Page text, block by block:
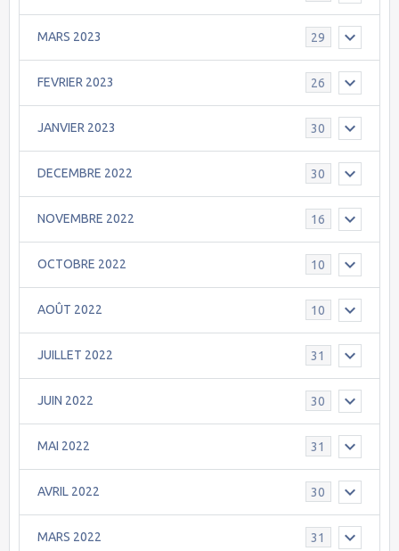
MARS 2023 29
FEVRIER 2023 26
JANVIER 2023 30
DECEMBRE 2022 30
NOVEMBRE 2022 16
OCTOBRE 2022 10
AOÛT 2022 10
JUILLET 2022 31
JUIN 2022 30
MAI 2022 31
AVRIL 2022 30
MARS 2022 31